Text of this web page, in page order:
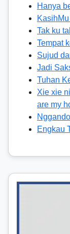
Hanya
Tak ku
Tempat
Sujud
Jadi
Tuhan
Xie xie
are my
Engkau